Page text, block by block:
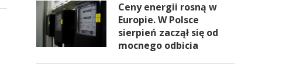
Ceny energii rosną w
Europie. W Polsce
sierpień zaczął się od
mocnego odbicia